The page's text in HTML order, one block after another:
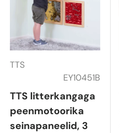
TTS
EY10451B
TTS litterkangaga
peenmotoorika
seinapaneelid, 3